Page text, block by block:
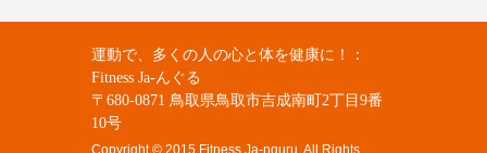
運動で、多くの人の心と体を健康に！：
Fitness Ja-んぐる
〒680-0871 鳥取県鳥取市吉成南町2丁目9番
10号